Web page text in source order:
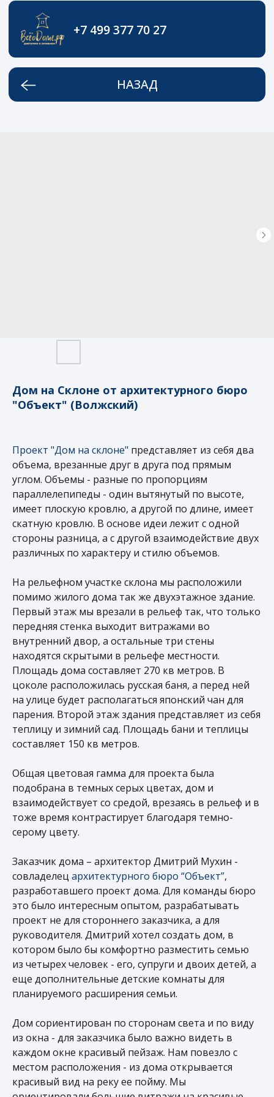
НАЗАД
Дом на Склоне от архитектурного бюро
"Объект" (Волжский)
Проект "Дом на склоне" представляет из себя два
объема, врезанные друг в друга под прямым
углом. Объемы - разные по пропорциям
параллелепипеды - один вытянутый по высоте,
имеет плоскую кровлю, а другой по длине, имеет
скатную кровлю. В основе идеи лежит с одной
стороны разница, а с другой взаимодействие двух
различных по характеру и стилю объемов.
На рельефном участке склона мы расположили
помимо жилого дома так же двухэтажное здание.
Первый этаж мы врезали в рельеф так, что только
передняя стенка выходит витражами во
внутренний двор, а остальные три стены
находятся скрытыми в рельефе местности.
Площадь дома составляет 270 кв метров. В
цоколе расположилась русская баня, а перед ней
на улице будет располагаться японский чан для
парения. Второй этаж здания представляет из себя
теплицу и зимний сад. Площадь бани и теплицы
составляет 150 кв метров.
Общая цветовая гамма для проекта была
подобрана в темных серых цветах, дом и
взаимодействует со средой, врезаясь в рельеф и в
тоже время контрастирует благодаря темно-
серому цвету.
Заказчик дома – архитектор Дмитрий Мухин -
совладелец архитектурного бюро “Объект”,
разработавшего проект дома. Для команды бюро
это было интересным опытом, разрабатывать
проект не для стороннего заказчика, а для
руководителя. Дмитрий хотел создать дом, в
котором было бы комфортно разместить семью
из четырех человек - его, супруги и двоих детей, а
еще дополнительные детские комнаты для
планируемого расширения семьи.
Дом сориентирован по сторонам света и по виду
из окна - для заказчика было важно видеть в
каждом окне красивый пейзаж. Нам повезло с
местом расположения - из дома открывается
красивый вид на реку ее пойму. Мы